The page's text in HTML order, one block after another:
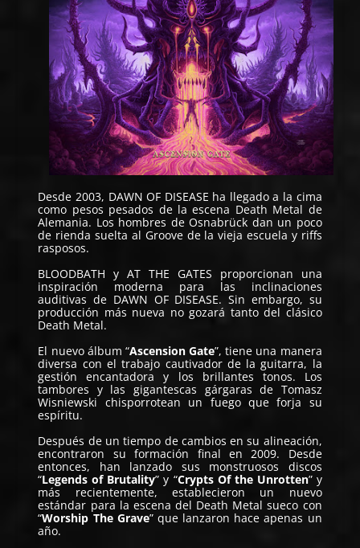
Desde 2003, DAWN OF DISEASE ha llegado a la cima
como pesos pesados de la escena Death Metal de
Alemania. Los hombres de Osnabrück dan un poco
de rienda suelta al Groove de la vieja escuela y riffs
rasposos.
BLOODBATH y AT THE GATES proporcionan una
inspiración moderna para las inclinaciones
auditivas de DAWN OF DISEASE. Sin embargo, su
producción más nueva no gozará tanto del clásico
Death Metal.
El nuevo álbum “Ascension Gate”, tiene una manera
diversa con el trabajo cautivador de la guitarra, la
gestión encantadora y los brillantes tonos. Los
tambores y las gigantescas gárgaras de Tomasz
Wisniewski chisporrotean un fuego que forja su
espíritu.
Después de un tiempo de cambios en su alineación,
encontraron su formación final en 2009. Desde
entonces, han lanzado sus monstruosos discos
“Legends of Brutality” y “Crypts Of the Unrotten” y
más recientemente, establecieron un nuevo
estándar para la escena del Death Metal sueco con
“Worship The Grave” que lanzaron hace apenas un
año.